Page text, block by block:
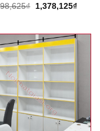
₫
Giá
1,378,125₫Giá